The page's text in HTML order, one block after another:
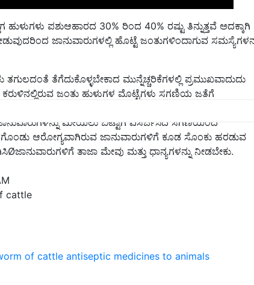
ಹುಳುಗಳು ಪಶುಆಹಾರದ 30% ರಿಂದ 40% ರಷ್ಟು ತಿನ್ನುತ್ತವೆ ಅದಕ್ಕಾಗಿ
ಜಾನುವಾರುಗಳಲ್ಲಿ ಹೊಟ್ಟೆ ಜಂತುಗಳಿಂದಾಗುವ ಸಮಸ್ಯೆಗಳನ್ನು
ತಗುಲದಂತೆ ತೆಗೆದುಕೊಳ್ಳಬೇಕಾದ ಮುನ್ನೆಚ್ಚರಿಕೆಗಳಲ್ಲಿ ಪ್ರಮುಖವಾದುದು
ಕರುಳಿನಲ್ಲಿರುವ ಜಂತು ಹುಳುಗಳ ಮೊಟ್ಟೆಗಳು ಸಗಣಿಯ ಜತೆಗೆ
ಉಷ್ಣಾಂಶದಲ್ಲಿ ಈ ಮೊಟ್ಟೆಯೊಡೆದು ಮೊದಲ ಹಂತದ ಲಾರ್ವ ಹೊರ
ಮೇಯಲು ಬಿಟ್ಟಾಗ ವಿಸರ್ಜಿಸಿದ ಸಗಣಿಯಿಂದ
ಆರೋಗ್ಯವಾಗಿರುವ ಜಾನುವಾರುಗಳಿಗೆ ಕೂಡ ಸೊಂಕು ಹರಡುವ
ತಾಜಾ ಮೇವು ಮತ್ತು ಧಾನ್ಯಗಳನ್ನು ನೀಡಬೇಕು.
of cattle